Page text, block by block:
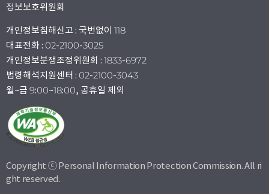
정보보호위원회
개인정보침해신고 : 국번없이 118
대표전화 : 02-2100-3025
개인정보분쟁조정위원회 : 1833-6972
법령해석지원센터 : 02-2100-3043
월~금 9:00~18:00, 공휴일 제외
Copyright ⓒ Personal Information Protection Commission. All ri
ght reserved.